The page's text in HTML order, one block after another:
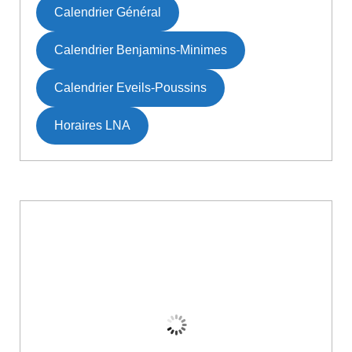
Calendrier Général
Calendrier Benjamins-Minimes
Calendrier Eveils-Poussins
Horaires LNA